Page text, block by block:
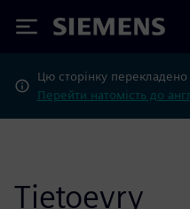
Siemens
Цю сторінку
Перейти натомість до
Tietoevry